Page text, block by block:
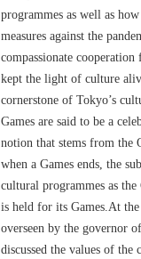
programmes as well as
measures against the
compassionate
kept the light of culture
cornerstone of Tokyo’s
Games are said to be a
notion that stems from the
when a Games ends, the
cultural programmes as
is held for its Games.At
overseen by the governor
discussed the values of